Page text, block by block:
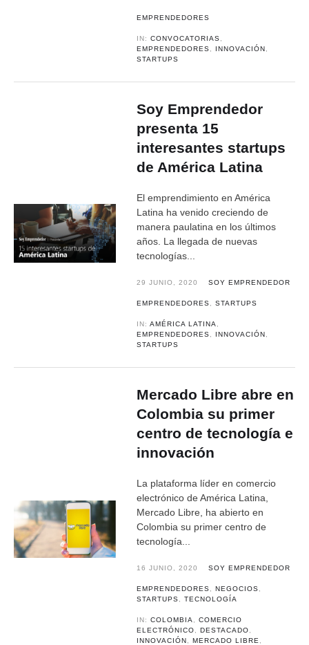
EMPRENDEDORES
IN:CONVOCATORIAS
EMPRENDEDORES
INNOVACIÓN
STARTUPS
Soy Emprendedor
presenta 15
interesantes startups
de América Latina
El emprendimiento en América
Latina ha venido creciendo de
manera paulatina en los últimos
años. La llegada de nuevas
tecnologías...
29 JUNIO, 2020 SOY EMPRENDEDOR
EMPRENDEDORES ,STARTUPS
IN:AMÉRICA LATINA
EMPRENDEDORES
INNOVACIÓN
STARTUPS
Mercado Libre abre en
Colombia su primer
centro de tecnología e
innovación
La plataforma líder en comercio
electrónico de América Latina,
Mercado Libre, ha abierto en
Colombia su primer centro de
tecnología...
16 JUNIO, 2020 SOY EMPRENDEDOR
EMPRENDEDORES ,NEGOCIOS
STARTUPS
,TECNOLOGÍA
IN:COLOMBIA ,COMERCIO
ELECTRÓNICO
,DESTACADO
INNOVACIÓN
,MERCADO LIBRE